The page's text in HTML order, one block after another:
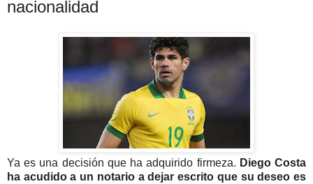
nacionalidad
Ya es una decisión que ha adquirido firmeza. Diego Costa
ha acudido a un notario a dejar escrito que su deseo es